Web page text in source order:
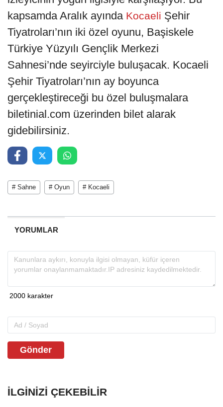
kapsamda Aralık ayında Kocaeli Şehir
Tiyatroları’nın iki özel oyunu, Başiskele
Türkiye Yüzyılı Gençlik Merkezi
Sahnesi’nde seyirciyle buluşacak. Kocaeli
Şehir Tiyatroları’nın ay boyunca
gerçekleştireceği bu özel buluşmalara
biletinial.com üzerinden bilet alarak
gidebilirsiniz.
# Sahne # Oyun # Kocaeli
YORUMLAR
Gönder
İLGINIZI ÇEKEBILIR